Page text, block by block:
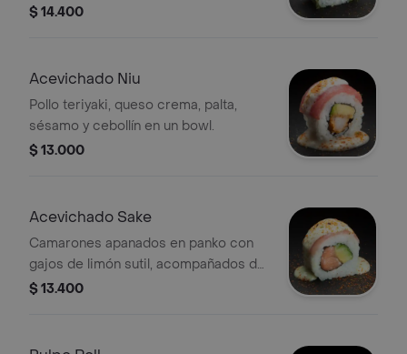
con salmón acevichado.
$ 14.400
Acevichado Niu
Pollo teriyaki, queso crema, palta,
sésamo y cebollín en un bowl.
$ 13.000
Acevichado Sake
Camarones apanados en panko con
gajos de limón sutil, acompañados de
salsa teriyaki.
$ 13.400